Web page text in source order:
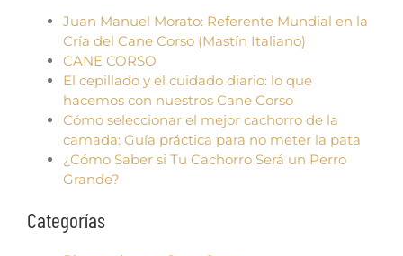
Juan Manuel Morato: Referente Mundial en la
Cría del Cane Corso (Mastín Italiano)
CANE CORSO
El cepillado y el cuidado diario: lo que
hacemos con nuestros Cane Corso
Cómo seleccionar el mejor cachorro de la
camada: Guía práctica para no meter la pata
¿Cómo Saber si Tu Cachorro Será un Perro
Grande?
Categorías